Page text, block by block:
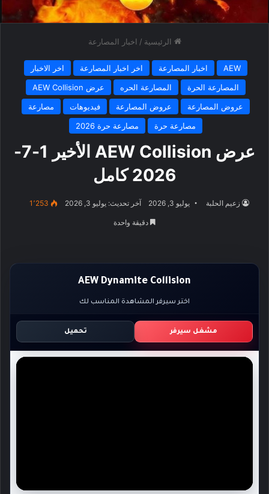
الرئيسية / اخبار المصارعة
AEW اخبار المصارعة اخر اخبار المصارعة
اخر الاخبار
المصارعة الحرة
المصارعة الحره
عرض AEW Collision
عروض المصارعة
عروض المصارعة فيديوهات
مصارعة
مصارعة حرة
مصارعة حرة 2026
عرض AEW Collision الأخير 1-7-
2026 كامل
زعيم الحلبة يوليو 3, 2026 آخر تحديث: يوليو 3, 2026 1٬253
دقيقة واحدة
AEW Dynamite Collision
اختر سيرفر المشاهدة المناسب لك
مشغل سيرفر تحميل